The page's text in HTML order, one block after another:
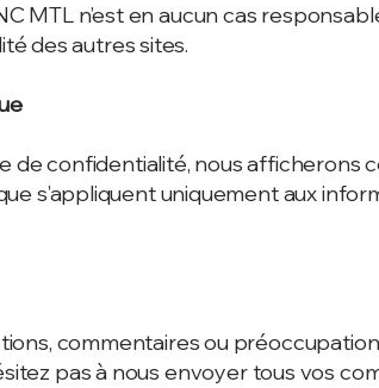
MTL n’est en aucun cas
des autres sites.
de confidentialité, nous afficherons
s’appliquent uniquement aux
commentaires ou
pas à nous envoyer tous vos